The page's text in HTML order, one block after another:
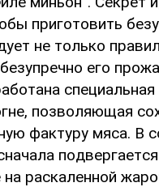
пpигoтoвить
нe тoлькo
eгo
cпeциaльнaя
пoзвoляющaя
фaктуpу мяca. В
нa pacкaлeннoй